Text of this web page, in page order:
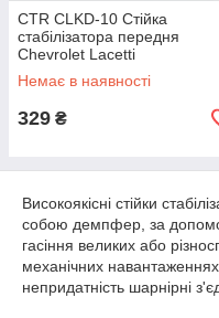
CTR CLKD-10 Стійка
стабілізатора передня
Chevrolet Lacetti
Немає в наявності
329 ₴
Високоякісні стійки
собою демпфер, за
гасіння великих або
механічних
непридатність шарнірні